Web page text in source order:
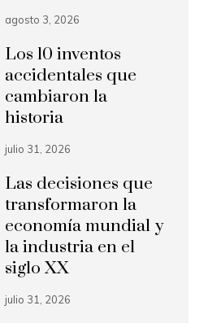
agosto 3, 2026
Los 10 inventos
accidentales que
cambiaron la
historia
julio 31, 2026
Las decisiones que
transformaron la
economía mundial y
la industria en el
siglo XX
julio 31, 2026